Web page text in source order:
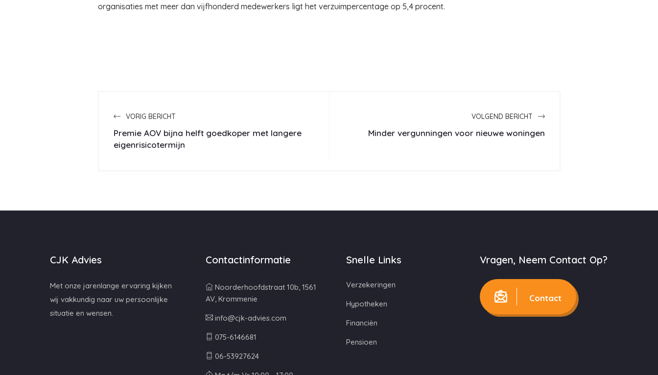
organisaties met meer dan vijfhonderd medewerkers ligt het verzuimpercentage op 5,4 procent.
VORIG BERICHT
Premie AOV bijna helft goedkoper met langere
eigenrisicotermijn
VOLGEND BERICHT
Minder vergunningen voor nieuwe woningen
CJK Advies
Met onze jarenlange ervaring kijken
wij vakkundig naar uw persoonlijke
situatie en wensen.
Contactinformatie
Noorderhoofdstraat 10b, 1561
AV, Krommenie
info@cjk-advies.com
075-6146681
06-53927624
Snelle Links
Verzekeringen
Hypotheken
Financiën
Pensioen
Vragen, Neem Contact Op?
Contact